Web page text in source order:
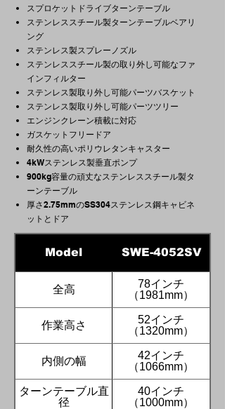
スプロケットドライブターンテーブル
ステンレススチール製ターンテーブルベアリ
ング
ステンレス製スプレーノズル
ステンレススチール製の取り外し可能なファ
インフィルター
ステンレス製取り外し可能パーツバスケット
ステンレス製取り外し可能パーツツリー
エンジンクレーン積載に対応
ガスケットフリードア
耐久性の高いポリウレタンキャスター
4kWステンレス製垂直ポンプ
900kg容量の頑丈なステンレススチール製タ
ーンテーブル
厚さ2.75mmのSS304ステンレス鋼キャビネ
ットとドア
Model SWE-4052SV
全高
78インチ
（1981mm）
作業高さ
52インチ
（1320mm）
内側の幅
42インチ
（1066mm）
ターンテーブル直
径
40インチ
（1000mm）